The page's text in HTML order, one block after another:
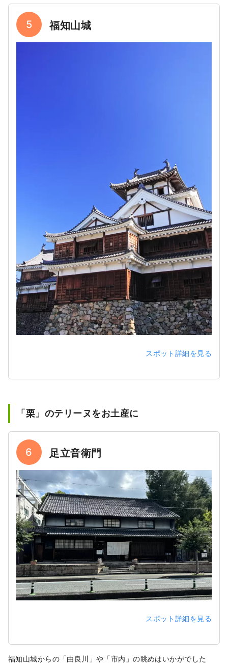
5 福知山城
スポット詳細を見る
「栗」のテリーヌをお土産に
6 足立音衛門
スポット詳細を見る
福知山城からの「由良川」や「市内」の眺めはいかがでした